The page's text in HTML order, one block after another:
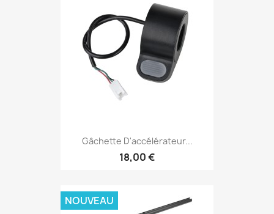
Gâchette D'accélérateur...
18,00 €
NOUVEAU